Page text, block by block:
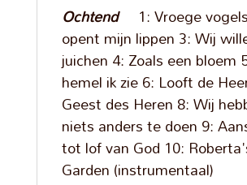
Ochtend1: Vroege
opent mijn lippen 3: Wij
juichen 4: Zoals een bloem
hemel ik zie 6: Looft de
Geest des Heren 8: Wij
niets anders te doen 9:
tot lof van God 10:
Garden (instrumentaal)